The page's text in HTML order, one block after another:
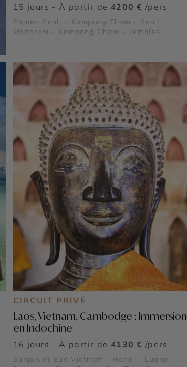
15 jours - À partir de 4200 € /pers
Phnom Penh - Kompong Thom - Sen
Monorom - Kampong Cham - Temples
CIRCUIT PRIVÉ
Laos, Vietnam, Cambodge : Immersion
en Indochine
16 jours - À partir de 4130 € /pers
Saïgon et Sud Vietnam - Hanoi - Luang